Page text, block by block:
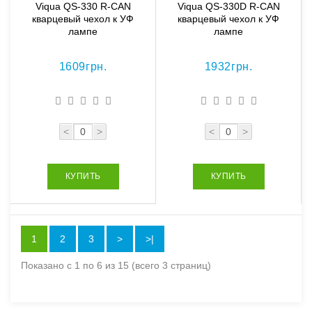
Viqua QS-330 R-CAN
кварцевый чехол к УФ
лампе
1609грн.
< >
КУПИТЬ
Viqua QS-330D R-CAN
кварцевый чехол к УФ
лампе
1932грн.
< >
КУПИТЬ
1 2 3 > >|
Показано с 1 по 6 из 15 (всего 3 страниц)